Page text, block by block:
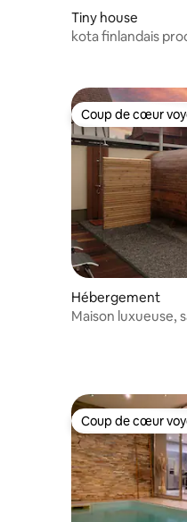
Tiny house
kota finlandais
Coup de cœur
Coup de cœur
Hébergement
Maison luxueuse,
Coup de cœur
Coup de cœur